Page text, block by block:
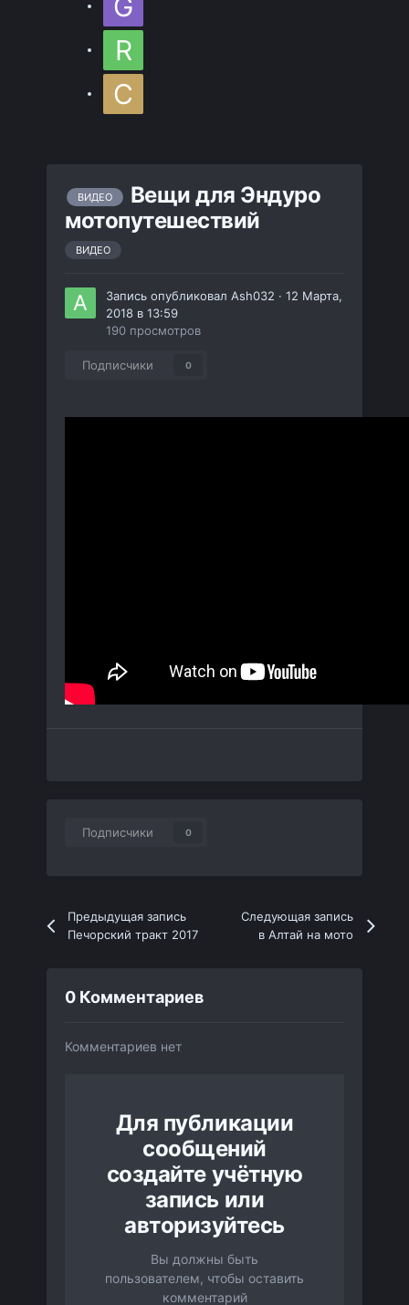
ВИДЕО
Вещи для Эндуро
мотопутешествий
ВИДЕО
Запись опубликовалAsh032 ·12 Марта,
2018 в 13:59
190 просмотров
Подписчики 0
Подписчики 0
Предыдущая запись
Печорский тракт 2017
Следующая запись
в Алтай на мото
0 Комментариев
Комментариев нет
Для публикации
сообщений
создайте учётную
запись или
авторизуйтесь
Вы должны быть
пользователем, чтобы оставить
комментарий